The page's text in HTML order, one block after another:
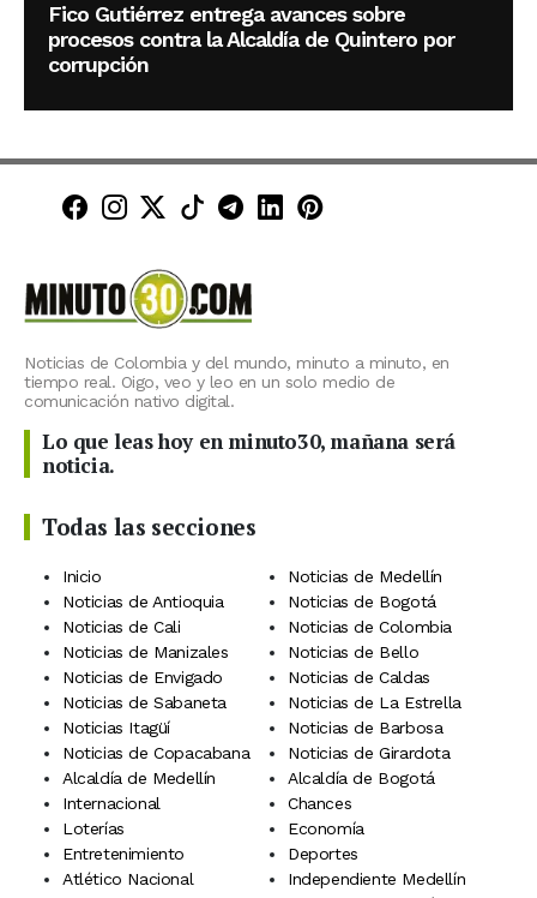
Fico Gutiérrez entrega avances sobre
procesos contra la Alcaldía de Quintero por
corrupción
Minuto30 en Facebook
Minuto30 en Instagram
Minuto30 en X (Twitter)
Minuto30 en TikTok
Canal de Minuto30 en
Minuto30 en LinkedIn
Minuto30 en
Noticias de Colombia y del mundo, minuto a minuto, en
tiempo real. Oigo, veo y leo en un solo medio de
comunicación nativo digital.
Lo que leas hoy en minuto30, mañana será
noticia.
Todas las secciones
Inicio
Noticias de Medellín
Noticias de Antioquia
Noticias de Bogotá
Noticias de Cali
Noticias de Colombia
Noticias de Manizales
Noticias de Bello
Noticias de Envigado
Noticias de Caldas
Noticias de Sabaneta
Noticias de La Estrella
Noticias Itagüí
Noticias de Barbosa
Noticias de Copacabana
Noticias de Girardota
Alcaldía de Medellín
Alcaldía de Bogotá
Internacional
Chances
Loterías
Economía
Entretenimiento
Deportes
Atlético Nacional
Independiente Medellín